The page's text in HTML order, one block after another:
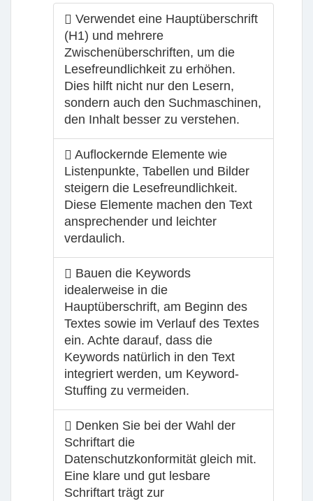
Verwendet eine Hauptüberschrift
(H1) und mehrere
Zwischenüberschriften, um die
Lesefreundlichkeit zu erhöhen.
Dies hilft nicht nur den Lesern,
sondern auch den Suchmaschinen,
den Inhalt besser zu verstehen.
Auflockernde Elemente wie
Listenpunkte, Tabellen und Bilder
steigern die Lesefreundlichkeit.
Diese Elemente machen den Text
ansprechender und leichter
verdaulich.
Bauen die Keywords
idealerweise in die
Hauptüberschrift, am Beginn des
Textes sowie im Verlauf des Textes
ein. Achte darauf, dass die
Keywords natürlich in den Text
integriert werden, um Keyword-
Stuffing zu vermeiden.
Denken Sie bei der Wahl der
Schriftart die
Datenschutzkonformität gleich mit.
Eine klare und gut lesbare
Schriftart trägt zur